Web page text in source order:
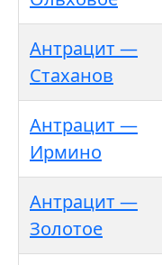
Антрацит —
Стаханов
Антрацит —
Ирмино
Антрацит —
Золотое